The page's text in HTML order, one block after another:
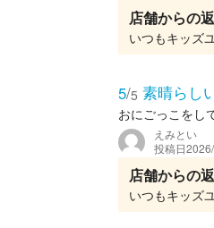
店舗からの
5/5 素晴らし
おにごっこをし
えみとい
投稿日
店舗からの